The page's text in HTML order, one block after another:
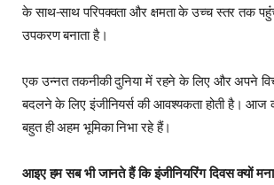
के साथ-साथ परिपक्वता और क्षमता के उच्च स्तर तक
उपकरण बनाता है।
एक उन्नत तकनीकी दुनिया में रहने के लिए और अपने
बदलने के लिए इंजीनियर्स की आवश्यकता होती है। आज
बहुत ही अहम भूमिका निभा रहे हैं।
आइए हम सब भी जानते हैं कि इंजीनियरिंग दिवस क्यों